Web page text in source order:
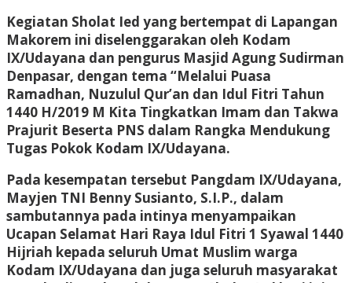
Kegiatan Sholat Ied yang bertempat di Lapangan
Makorem ini diselenggarakan oleh Kodam
IX/Udayana dan pengurus Masjid Agung Sudirman
Denpasar, dengan tema “Melalui Puasa
Ramadhan, Nuzulul Qur’an dan Idul Fitri Tahun
1440 H/2019 M Kita Tingkatkan Imam dan Takwa
Prajurit Beserta PNS dalam Rangka Mendukung
Tugas Pokok Kodam IX/Udayana.
Pada kesempatan tersebut Pangdam IX/Udayana,
Mayjen TNI Benny Susianto, S.I.P., dalam
sambutannya pada intinya menyampaikan
Ucapan Selamat Hari Raya Idul Fitri 1 Syawal 1440
Hijriah kepada seluruh Umat Muslim warga
Kodam IX/Udayana dan juga seluruh masyarakat